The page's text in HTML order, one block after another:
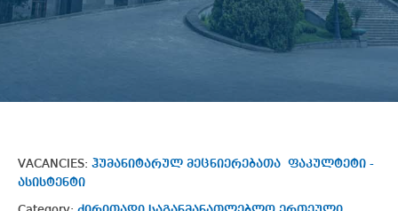
VACANCIES: ჰუმანიტარულ მეცნიერებათა ფაკულტეტი -
ასისტენტი